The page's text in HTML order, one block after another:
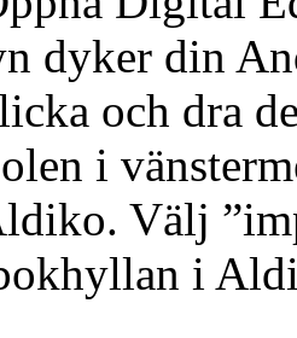
dyker din
och dra
i
Välj
i